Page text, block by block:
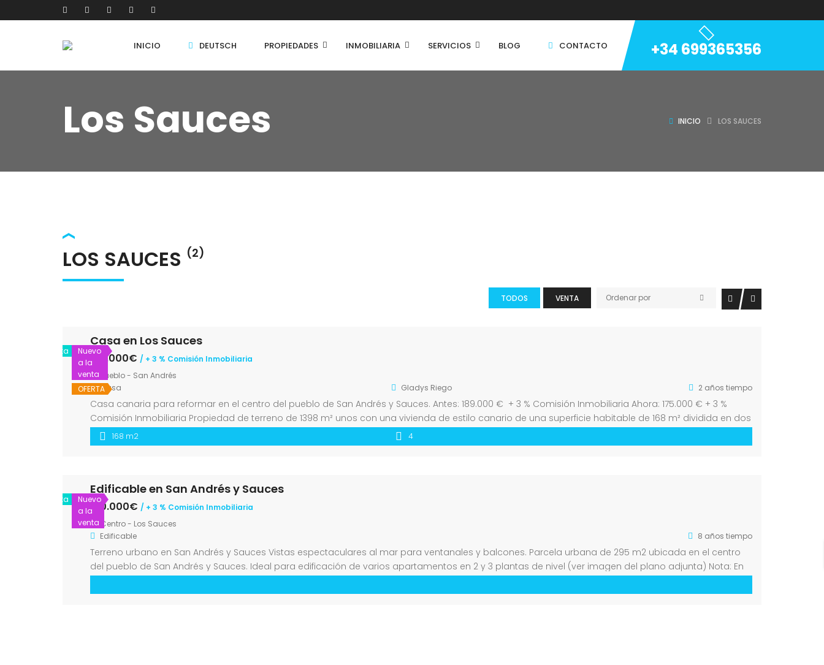
INICIO DEUTSCH PROPIEDADES INMOBILIARIA SERVICIOS BLOG CONTACTO +34 699365356
Los Sauces INICIO LOS SAUCES
LOS SAUCES (2)
TODOS VENTA Ordenar por
Nuevo
a la
venta
OFERTA
Venta
Casa en Los Sauces
175.000€ / + 3 % Comisión Inmobiliaria
Pueblo - San Andrés
Casa
Gladys Riego 2 años tiempo
Casa canaria para reformar en el centro del pueblo de San Andrés y Sauces. Antes: 189.000 € + 3 % Comisión Inmobiliaria Ahora: 175.000 € + 3 %
Comisión Inmobiliaria Propiedad de terreno de 1398 m² unos con una vivienda de estilo canario de una superficie habitable de 168 m² dividida en dos
plantas. La edificación […]
168 m2 4
Nuevo
a la
venta
Venta
Edificable en San Andrés y Sauces
160.000€ / + 3 % Comisión Inmobiliaria
Centro - Los Sauces
Edificable
8 años tiempo
Terreno urbano en San Andrés y Sauces Vistas espectaculares al mar para ventanales y balcones. Parcela urbana de 295 m2 ubicada en el centro
del pueblo de San Andrés y Sauces. Ideal para edificación de varios apartamentos en 2 y 3 plantas de nivel (ver imagen del plano adjunta) Nota: En